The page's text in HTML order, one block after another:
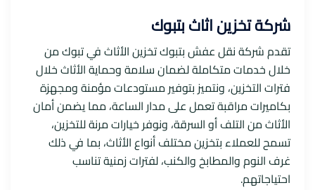
شركة تخزين اثاث بتبوك
تقدم شركة نقل عفش بتبوك تخزين الأثاث في تبوك من
خلال خدمات متكاملة لضمان سلامة وحماية الأثاث خلال
فترات التخزين، ونتميز بتوفير مستودعات مؤمنة ومجهزة
بكاميرات مراقبة تعمل على مدار الساعة، مما يضمن أمان
الأثاث من التلف أو السرقة، ونوفر خيارات مرنة للتخزين،
تسمح للعملاء بتخزين مختلف أنواع الأثاث، بما في ذلك
غرف النوم والمطابخ والكنب، لفترات زمنية تناسب
احتياجاتهم.